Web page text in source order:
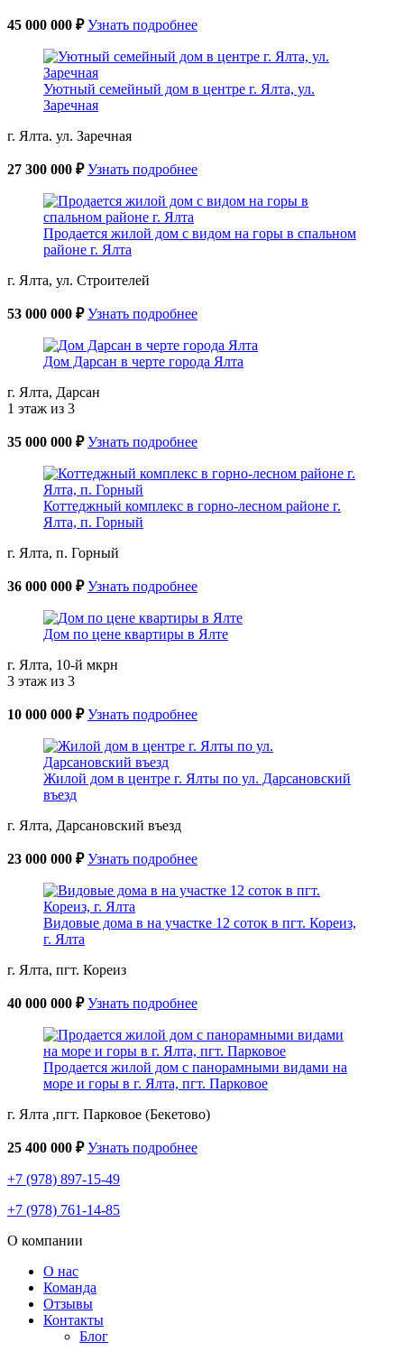
45 000 000 ₽ Узнать подробнее
Уютный семейный дом в центре г. Ялта, ул.
Заречная
г. Ялта. ул. Заречная
27 300 000 ₽ Узнать подробнее
Продается жилой дом с видом на горы в спальном
районе г. Ялта
г. Ялта, ул. Строителей
53 000 000 ₽ Узнать подробнее
Дом Дарсан в черте города Ялта
г. Ялта, Дарсан
1 этаж из 3
35 000 000 ₽ Узнать подробнее
Коттеджный комплекс в горно-лесном районе г.
Ялта, п. Горный
г. Ялта, п. Горный
36 000 000 ₽ Узнать подробнее
Дом по цене квартиры в Ялте
г. Ялта, 10-й мкрн
3 этаж из 3
10 000 000 ₽ Узнать подробнее
Жилой дом в центре г. Ялты по ул. Дарсановский
въезд
г. Ялта, Дарсановский въезд
23 000 000 ₽ Узнать подробнее
Видовые дома в на участке 12 соток в пгт. Кореиз,
г. Ялта
г. Ялта, пгт. Кореиз
40 000 000 ₽ Узнать подробнее
Продается жилой дом с панорамными видами на
море и горы в г. Ялта, пгт. Парковое
г. Ялта ,пгт. Парковое (Бекетово)
25 400 000 ₽ Узнать подробнее
+7 (978) 897-15-49
+7 (978) 761-14-85
О компании
О нас
Команда
Отзывы
Контакты
Блог